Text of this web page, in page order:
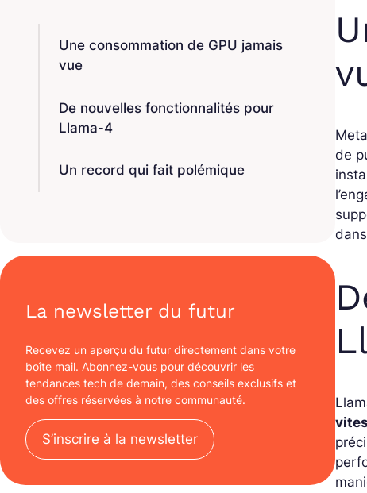
Une consommation de GPU jamais
vue
De nouvelles fonctionnalités pour
Llama-4
Un record qui fait polémique
La newsletter du futur
Recevez un aperçu du futur directement dans votre
boîte mail. Abonnez-vous pour découvrir les
tendances tech de demain, des conseils exclusifs et
des offres réservées à notre communauté.
S’inscrire à la newsletter
de